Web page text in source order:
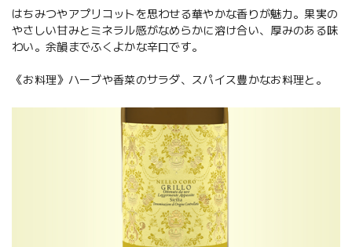
はちみつやアプリコットを思わせる華やかな香りが魅力。果実の
やさしい甘みとミネラル感がなめらかに溶け合い、厚みのある味
わい。余韻までふくよかな辛口です。
《お料理》ハーブや香菜のサラダ、スパイス豊かなお料理と。